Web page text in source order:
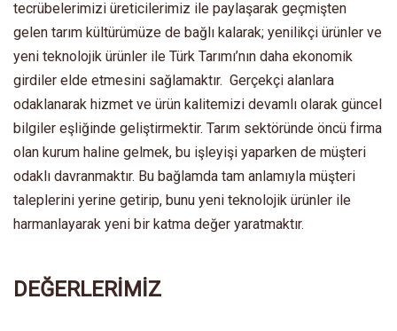
tecrübelerimizi üreticilerimiz ile paylaşarak geçmişten
gelen tarım kültürümüze de bağlı kalarak; yenilikçi ürünler ve
yeni teknolojik ürünler ile Türk Tarımı’nın daha ekonomik
girdiler elde etmesini sağlamaktır. Gerçekçi alanlara
odaklanarak hizmet ve ürün kalitemizi devamlı olarak güncel
bilgiler eşliğinde geliştirmektir. Tarım sektöründe öncü firma
olan kurum haline gelmek, bu işleyişi yaparken de müşteri
odaklı davranmaktır. Bu bağlamda tam anlamıyla müşteri
taleplerini yerine getirip, bunu yeni teknolojik ürünler ile
harmanlayarak yeni bir katma değer yaratmaktır.
DEĞERLERİMİZ